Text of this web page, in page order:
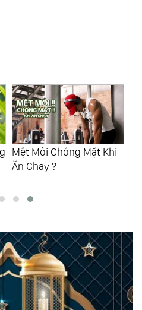
Nguồn Vitamin B12 Cho
Người Ăn Chay